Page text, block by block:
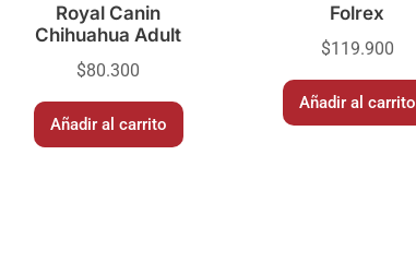
Royal Canin
Chihuahua Adult
$80.300
Añadir al carrito
Folrex
$119.900
Añadir al carrito